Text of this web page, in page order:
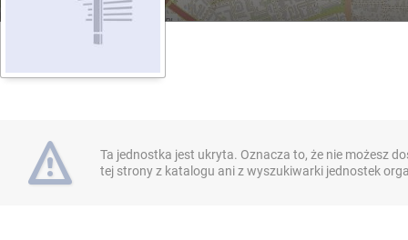
Ta jednostka jest ukryta. Oznacza to, że nie możesz
tej strony z katalogu ani z wyszukiwarki jednostek